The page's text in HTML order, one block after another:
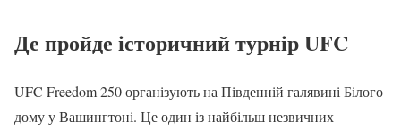
Де пройде історичний турнір UFC
UFC Freedom 250 організують на Південній галявині Білого
дому у Вашингтоні. Це один із найбільш незвичних